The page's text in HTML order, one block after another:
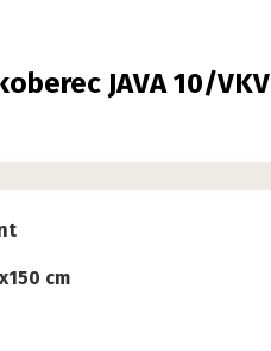
JAVA 10/VKV
cm